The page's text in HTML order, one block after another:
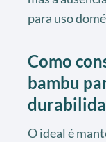
para uso
Como
bambu
O ideal é